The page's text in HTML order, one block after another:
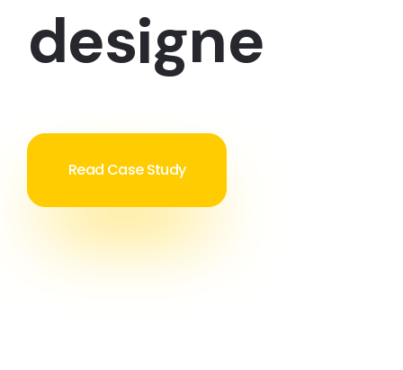
designe
Read Case Study